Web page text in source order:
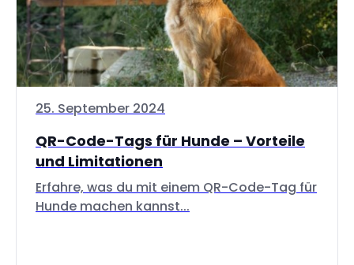
25. September 2024
QR-Code-Tags für Hunde – Vorteile
und Limitationen
Erfahre, was du mit einem QR-Code-Tag für
Hunde machen kannst...